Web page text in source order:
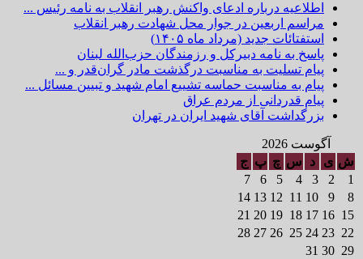
اطلاعیه درباره ادعای واکنش رهبر انقلاب به نامه رئیس ...
مراسم اربعین در جوار محل شهادت رهبر انقلاب
استفتائات جدید (مرداد ماه ۱۴۰۵)
پاسخ به نامه دبیرکل و رزمندگان حزب‌الله لبنان
پیام تسلیت به مناسبت درگذشت مادر گران‌قدر و ...
پیام به مناسبت حماسه تشییع امام شهید و تبیین مسائل ...
پیام قدردانی از مردم عراق
بزرگداشت آقای شهید ایران در تهران
آگوست 2026
ش ی د س چ پ ج
1
2
3
4
5
6
7
8
9
10
11
12
13
14
15
16
17
18
19
20
21
22
23
24
25
26
27
28
29
30
31